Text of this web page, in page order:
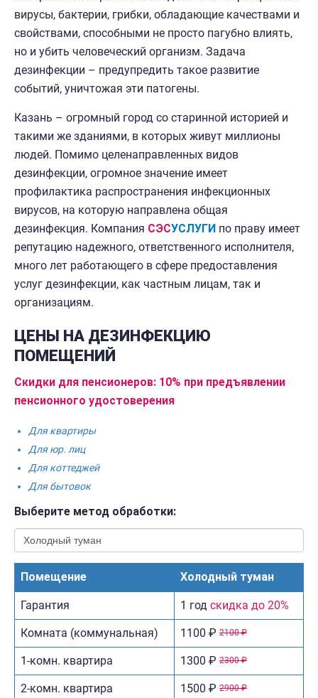
вирусы, бактерии, грибки, обладающие качествами и
свойствами, способными не просто пагубно влиять,
но и убить человеческий организм. Задача
дезинфекции – предупредить такое развитие
событий, уничтожая эти патогены.
Казань – огромный город со старинной историей и
такими же зданиями, в которых живут миллионы
людей. Помимо целенаправленных видов
дезинфекции, огромное значение имеет
профилактика распространения инфекционных
вирусов, на которую направлена общая
дезинфекция. Компания СЭСУСЛУГИ по праву имеет
репутацию надежного, ответственного исполнителя,
много лет работающего в сфере предоставления
услуг дезинфекции, как частным лицам, так и
организациям.
ЦЕНЫ НА ДЕЗИНФЕКЦИЮ
ПОМЕЩЕНИЙ
Скидки для пенсионеров: 10% при предъявлении
пенсионного удостоверения
Для квартиры
Для юр. лиц
Для коттеджей
Для бытовок
Выберите метод обработки:
Помещение Холодный туман
Гарантия 1 год скидка до 20%
Комната (коммунальная) 1100 ₽ 2100 ₽
1-комн. квартира 1300 ₽ 2300 ₽
2-комн. квартира 1500 ₽ 2900 ₽